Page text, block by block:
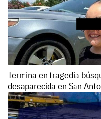
Termina en tragedia
desaparecida en San